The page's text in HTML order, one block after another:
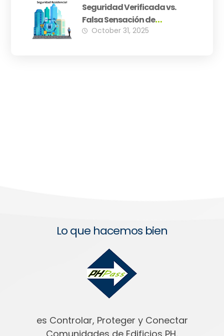
Seguridad Verificada vs.
Falsa Sensación de
Seguridad
October 31, 2025
Lo que hacemos bien
es Controlar, Proteger y Conectar